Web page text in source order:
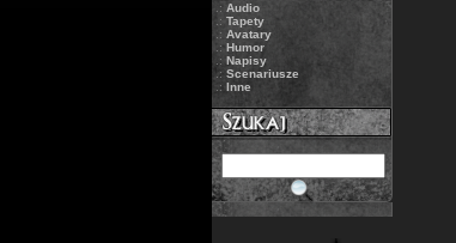
.: Audio
.: Tapety
.: Avatary
.:Humor
.: Napisy
.: Scenariusze
.: Inne